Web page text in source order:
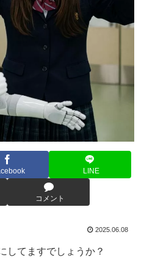
LINE
コメント
2025.06.08
してますでしょうか？